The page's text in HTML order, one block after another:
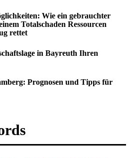
Wie ein gebrauchter
Totalschaden Ressourcen
rettet
in Bayreuth Ihren
Prognosen und Tipps für